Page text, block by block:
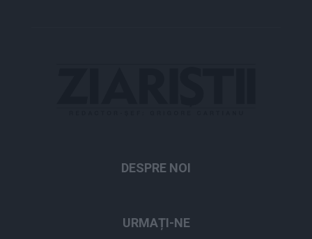
DESPRE NOI
URMAȚI-NE